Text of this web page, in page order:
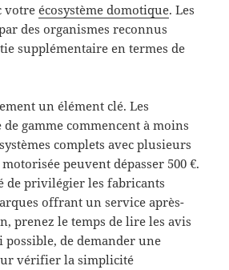
votreécosystème domotique. Les
des organismes reconnus
supplémentaire en termes de
un élément clé. Les
gamme commencent à moins
complets avec plusieurs
peuvent dépasser 500 €.
de privilégier les fabricants
offrant un service après-
prenez le temps de lire les avis
possible, de demander une
vérifier la simplicité